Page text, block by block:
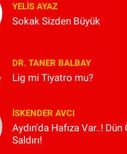
YELIS AYAZ
Sokak Sizden Büyük
DR. TANER BALBAY
Lig mi Tiyatro mu?
İSKENDER AVCI
Aydın'da Hafıza Var..!
Saldırı!